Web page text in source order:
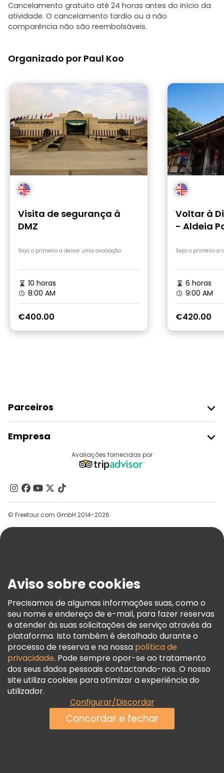
Cancelamento gratuito até 24 horas antes do início da
atividade. O cancelamento tardio ou a não
comparência não são reembolsáveis.
Organizado por Paul Koo
Visita de segurança à
DMZ
Seja o primeiro a deixar uma avaliação
10 horas
8:00 AM
€400.00
Voltar à
- Aldeia
Seja o primeiro a
6 horas
9:00 AM
€420.00
Parceiros
Registo Do Fornecedor
Programa De Afiliados
Empresa
Contacte-Nos
Grupos
Ajuda
Termos E Informações Legais
Política De Cookies
Freetour Prémios
Programa De Fidelidade
Avaliações fornecidas por
© Freetour.com GmbH 2014-2026
Aviso sobre cookies
Precisamos de algumas informações suas, como o
seu nome e endereço de e-mail, para fazer reservas
e atender às suas solicitações de serviço através da
plataforma. Isto também é detalhado durante o
processo de reserva e na nossa política de
privacidade. Pode sempre opor-se ao tratamento
dos seus dados pessoais contactando-nos. O nosso
site utiliza cookies para otimizar a experiência do
utilizador.
Configurar/Discordar
Concordar e fechar